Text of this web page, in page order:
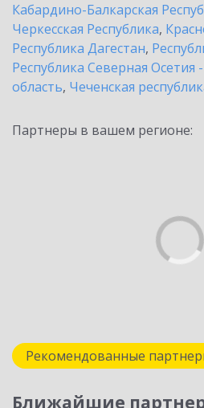
Кабардино-Балкарская
Черкесская Республика,
Республика Дагестан,
Республика Северная Осетия
область, Чеченская
Партнеры в вашем регионе:
Рекомендованные
Ближайшие